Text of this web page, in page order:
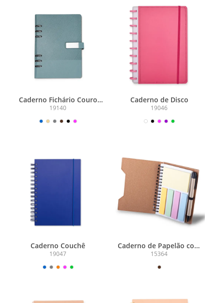
Caderno Fichário Couro
Sintético
19140
Caderno de Disco
19046
Caderno Couchê
19047
Caderno de Papelão com
Caneta
15364